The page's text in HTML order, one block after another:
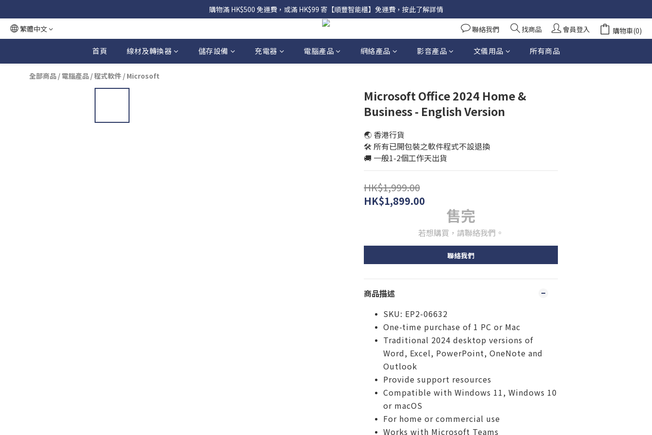
購物滿 HK$500 免運費，或滿 HK$99 寄【順豐智能櫃】免運費，按此了解詳情
繁體中文
聯絡我們 找商品 會員登入 購物車(0)
首頁 線材及轉換器 儲存設備 充電器 電腦產品 網絡產品 影音產品 文儀用品 所有商品
全部商品 / 電腦產品 /程式軟件 / Microsoft
Microsoft Office 2024 Home &
Business - English Version
🌏 香港行貨
🛠️ 所有已開包裝之軟件程式不設退換
🚚 一般1-2個工作天出貨
HK$1,999.00
HK$1,899.00
售完
若想購買，請聯絡我們。
聯絡我們
商品描述
SKU: EP2-06632
One-time purchase of 1 PC or Mac
Traditional 2024 desktop versions of
Word, Excel, PowerPoint, OneNote and
Outlook
Provide support resources
Compatible with Windows 11, Windows 10
or macOS
For home or commercial use
Works with Microsoft Teams